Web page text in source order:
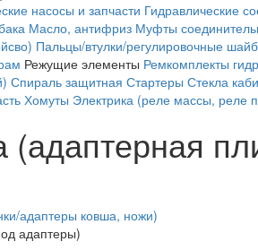
насосы и запчасти Гидравлические
Масло, антифриз Муфты
Пальцы/втулки/регулировочные
Режущие элементы Ремкомплекты
Спираль защитная Стартеры Стекла
Хомуты Электрика (реле массы, реле
адаптеры ковша, ножи)
адаптеры)